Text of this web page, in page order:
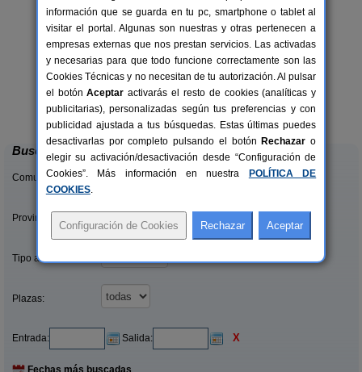
19+2 pers.
desde12 €
CRT El Convento
El Bodón (Salamanca)
Buscar
Comunidades:
Provincias/Islas:
Tipo alquiler:
Plazas:
Entrada: Salida: X
Fechas más buscadas
información que se guarda en tu pc, smartphone o tablet al
visitar el portal. Algunas son nuestras y otras pertenecen a
empresas externas que nos prestan servicios. Las activadas
y necesarias para que todo funcione correctamente son las
Cookies Técnicas y no necesitan de tu autorización. Al pulsar
el botónAceptar activarás el resto de cookies (analíticas y
publicitarias), personalizadas según tus preferencias y con
publicidad ajustada a tus búsquedas. Estas últimas puedes
desactivarlas por completo pulsando el botón Rechazar o
elegir su activación/desactivación desde “Configuración de
Cookies”. Más información en nuestra
POLÍTICA DE
COOKIES.